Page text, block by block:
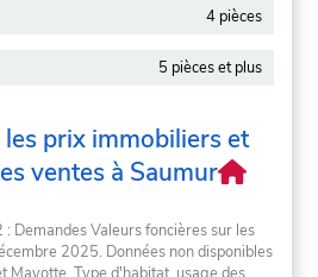
4 pièces
5 pièces et plus
prix immobiliers et
ventes à Saumur
Demandes Valeurs foncières sur les
2025. Données non disponibles